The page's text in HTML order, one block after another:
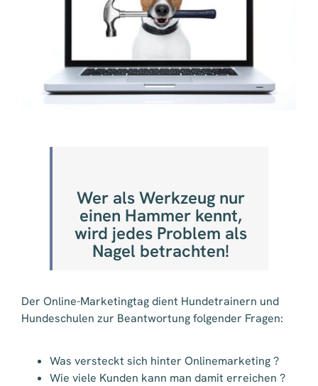
Wer als Werkzeug nur
einen Hammer kennt,
wird jedes Problem als
Nagel betrachten!
Der Online-Marketingtag dient Hundetrainern und
Hundeschulen zur Beantwortung folgender Fragen:
Was versteckt sich hinter Onlinemarketing ?
Wie viele Kunden kann man damit erreichen ?